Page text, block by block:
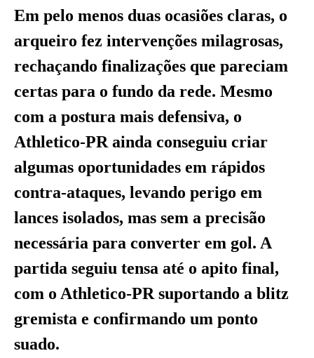
Em pelo menos duas ocasiões claras, o
arqueiro fez intervenções milagrosas,
rechaçando finalizações que pareciam
certas para o fundo da rede. Mesmo
com a postura mais defensiva, o
Athletico-PR ainda conseguiu criar
algumas oportunidades em rápidos
contra-ataques, levando perigo em
lances isolados, mas sem a precisão
necessária para converter em gol. A
partida seguiu tensa até o apito final,
com o Athletico-PR suportando a blitz
gremista e confirmando um ponto
suado.